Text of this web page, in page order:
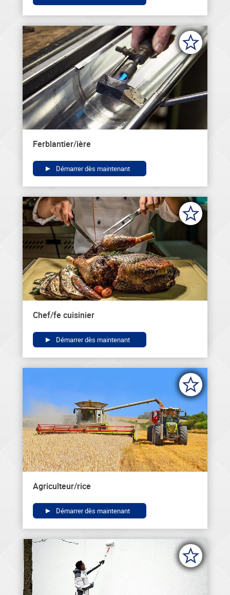
Ferblantier/ière
Démarrer dès maintenant
Chef/fe cuisinier
Démarrer dès maintenant
Agriculteur/rice
Démarrer dès maintenant